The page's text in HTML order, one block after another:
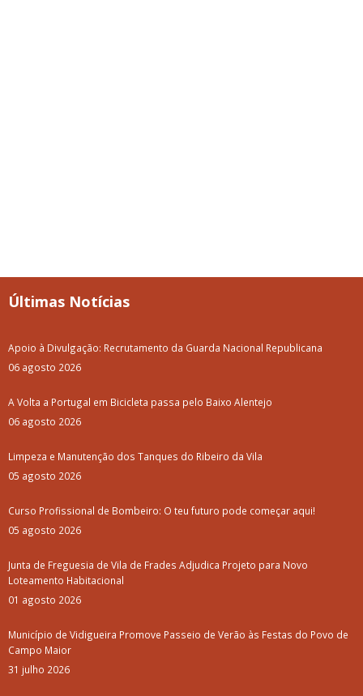
Últimas Notícias
Apoio à Divulgação: Recrutamento da Guarda Nacional Republicana
06 agosto 2026
A Volta a Portugal em Bicicleta passa pelo Baixo Alentejo
06 agosto 2026
Limpeza e Manutenção dos Tanques do Ribeiro da Vila
05 agosto 2026
Curso Profissional de Bombeiro: O teu futuro pode começar aqui!
05 agosto 2026
Junta de Freguesia de Vila de Frades Adjudica Projeto para Novo
Loteamento Habitacional
01 agosto 2026
Município de Vidigueira Promove Passeio de Verão às Festas do Povo de
Campo Maior
31 julho 2026